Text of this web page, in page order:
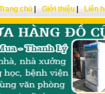
chủ Giới thiệu Liên